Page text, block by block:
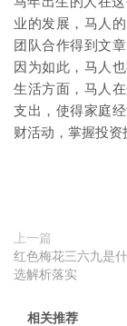
业的发展，马人
团队合作得到文
因为如此，马人
生活方面，马人
支出，使得家庭
财活动，掌握投资
上一篇
红色梅花三六九是
选解析落实
相关推荐